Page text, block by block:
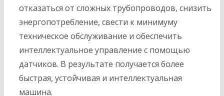
отказаться от сложных трубопроводов, снизить
энергопотребление, свести к минимуму
техническое обслуживание и обеспечить
интеллектуальное управление с помощью
датчиков. В результате получается более
быстрая, устойчивая и интеллектуальная
машина.